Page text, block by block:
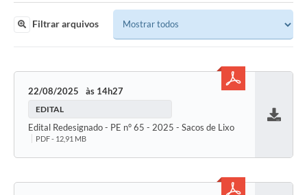
Filtrar arquivos
22/08/2025 14h27
EDITAL
Edital Redesignado - PE n° 65 - 2025 - Sacos de Lixo
PDF - 12,91 MB